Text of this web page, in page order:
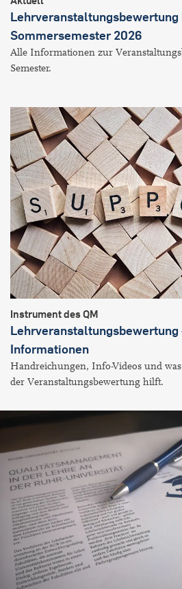
Lehrveranstaltungsbewertung
Sommersemester 2026
Alle Informationen zur
Semester.
Instrument des QM
Lehrveranstaltungsbewertung
Informationen
Handreichungen, Info-Videos und
der Veranstaltungsbewertung hilft.